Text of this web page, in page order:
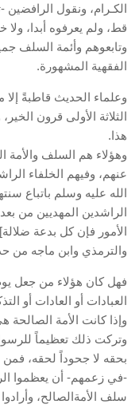
الكـرام، ونقول
قط، ولم يعرفوه أبدا، ولا
وتابعوهم وأئمة السلف
الفقهية المشهورة.
وعلماء الحديث قاطبةً
الثلاثة الأولى قرون
هذا.
وهؤلاء هم السلف والأمة
عنهم، وفيهم الخلفاء
الله عليه وسلم باتباع
الراشدين المهديين من
الأمور فإن كل بدعة
والترمذي وابن ماجه من
فهل كان هؤلاء من جعل
العبادات أو العادات أو
وإذا كانت الأمة الصالحة
وتركت ذلك تعظيماً
بحقه لا جحوداً لحقه، فمن
-في زعمهم- أن يعظموا
سلف الأمةالصالح،